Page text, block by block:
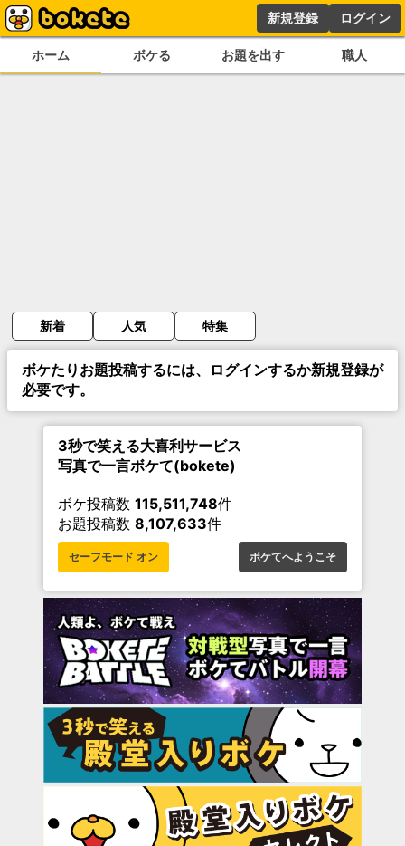
新規登録 ログイン
ホーム ボケる お題を出す 職人
新着 人気 特集
ボケたりお題投稿するには、ログインするか新規登録が
必要です。
3秒で笑える大喜利サービス
写真で一言ボケて(bokete)
ボケ投稿数 115,511,748件
お題投稿数 8,107,633件
セーフモード オン ボケてへようこそ